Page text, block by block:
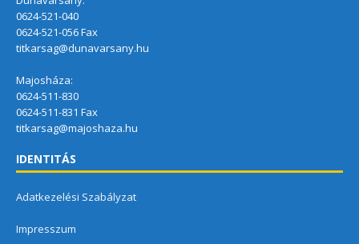
0624-521-040
0624-521-056 Fax
titkarsag@dunavarsany.hu
Majosháza:
0624-511-830
0624-511-831 Fax
titkarsag@majoshaza.hu
IDENTITÁS
Adatkezelési Szabályzat
Impresszum